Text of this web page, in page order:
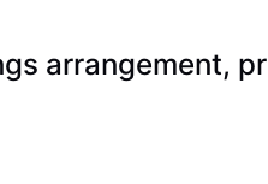
arrangement,